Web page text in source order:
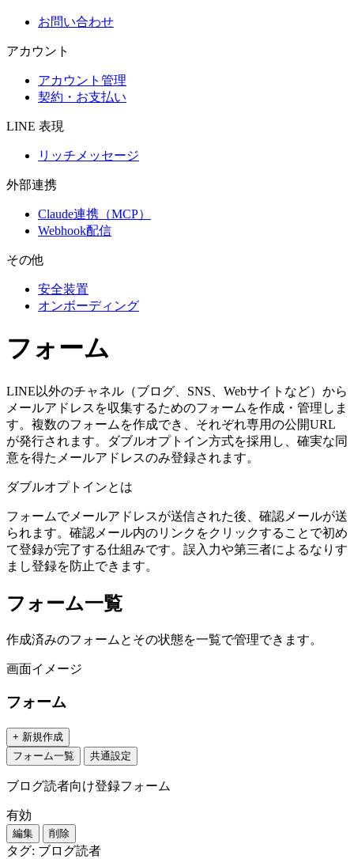
お問い合わせ
アカウント
アカウント管理
契約・お支払い
LINE 表現
リッチメッセージ
外部連携
Claude連携（MCP）
Webhook配信
その他
安全装置
オンボーディング
フォーム
LINE以外のチャネル（ブログ、SNS、Webサイトなど）から
メールアドレスを収集するためのフォームを作成・管理しま
す。複数のフォームを作成でき、それぞれ専用の公開URL
が発行されます。ダブルオプトイン方式を採用し、確実な同
意を得たメールアドレスのみ登録されます。
ダブルオプトインとは
フォームでメールアドレスが送信された後、確認メールが送
られます。確認メール内のリンクをクリックすることで初め
て登録が完了する仕組みです。誤入力や第三者によるなりす
まし登録を防止できます。
フォーム一覧
作成済みのフォームとその状態を一覧で管理できます。
画面イメージ
フォーム
+ 新規作成
フォーム一覧
共通設定
ブログ読者向け登録フォーム
有効
編集 削除
タグ: ブログ読者